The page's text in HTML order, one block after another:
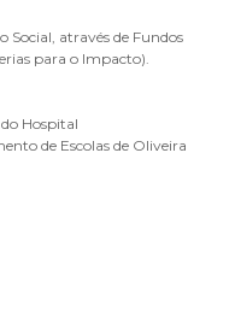
através de Fundos
para o Impacto).
Hospital
de Escolas de Oliveira